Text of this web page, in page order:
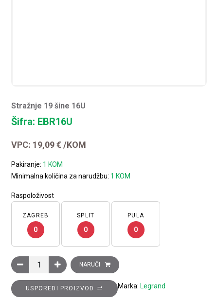
Stražnje 19 šine 16U
Šifra: EBR16U
VPC: 19,09€ /KOM
Pakiranje: 1 KOM
Minimalna količina za narudžbu: 1 KOM
Raspoloživost
ZAGREB
0
SPLIT
0
PULA
0
Stražnje 19 šine 16U količina
NARUČI
USPOREDI PROIZVOD Marka: Legrand